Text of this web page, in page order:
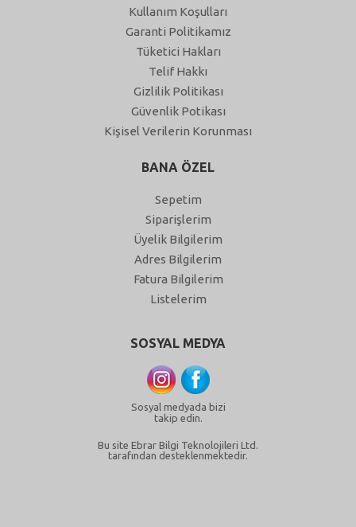
Kullanım Koşulları
Garanti Politikamız
Tüketici Hakları
Telif Hakkı
Gizlilik Politikası
Güvenlik Potikası
Kişisel Verilerin Korunması
BANA ÖZEL
Sepetim
Siparişlerim
Üyelik Bilgilerim
Adres Bilgilerim
Fatura Bilgilerim
Listelerim
SOSYAL MEDYA
Sosyal medyada bizi
takip edin.
Bu site Ebrar Bilgi Teknolojileri Ltd.
tarafından desteklenmektedir.